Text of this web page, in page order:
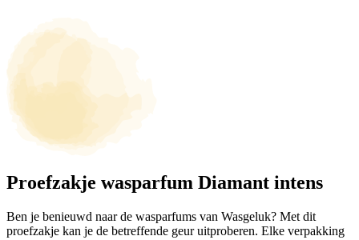
Proefzakje wasparfum Diamant intens
Ben je benieuwd naar de wasparfums van Wasgeluk? Met dit
proefzakje kan je de betreffende geur uitproberen. Elke verpakking